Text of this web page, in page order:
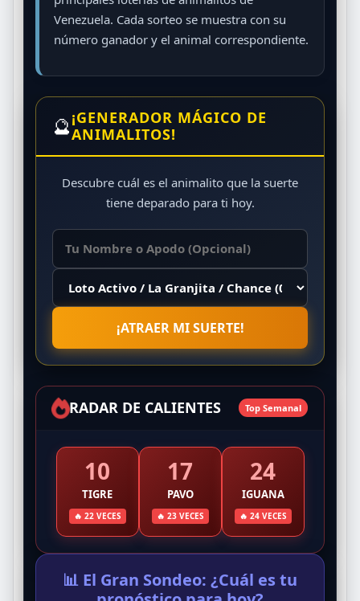
Venezuela. Cada sorteo se muestra con su
número ganador y el animal correspondiente.
🔮 ¡GENERADOR MÁGICO DE
ANIMALITOS!
Descubre cuál es el animalito que la suerte
tiene deparado para ti hoy.
¡ATRAER MI SUERTE!
RADAR DE CALIENTES Top Semanal
10
TIGRE
🔥 22 VECES
17
PAVO
🔥 23 VECES
24
IGUANA
🔥 24 VECES
📊 El Gran Sondeo: ¿Cuál es tu